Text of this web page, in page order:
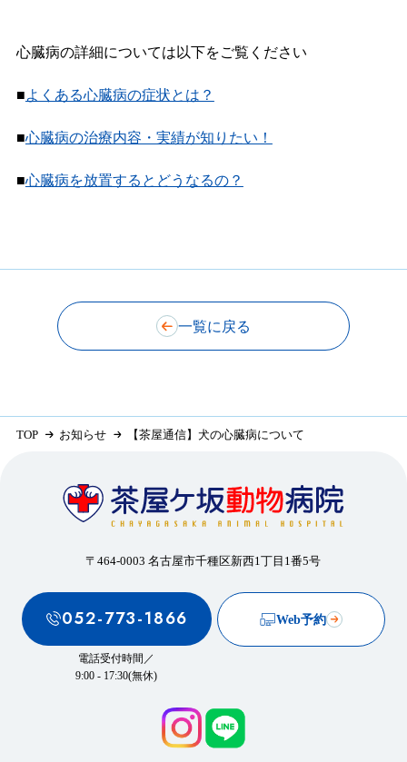
心臓病の詳細については以下をご覧ください
■よくある心臓病の症状とは？
■心臓病の治療内容・実績が知りたい！
■心臓病を放置するとどうなるの？
一覧に戻る
TOP お知らせ 【茶屋通信】犬の心臓病について
〒464-0003 名古屋市千種区新西1丁目1番5号
052-773-1866
電話受付時間／
9:00 - 17:30(無休)
Web予約